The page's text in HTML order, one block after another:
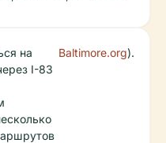
на
I-83
Baltimore.org).